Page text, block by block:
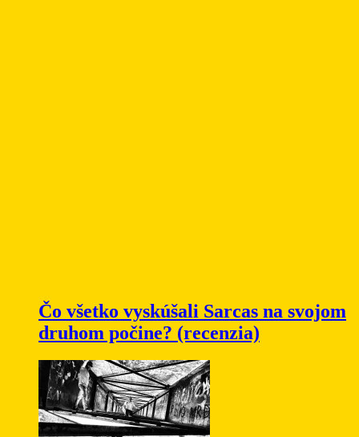
Čo všetko vyskúšali Sarcas na svojom
druhom počine? (recenzia)